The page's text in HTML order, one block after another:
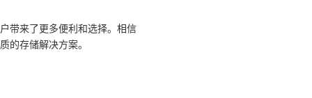
带来了更多便利和选择。相信
的存储解决方案。